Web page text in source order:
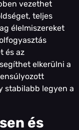
vezethet
teljes
élelmiszereket
és az
elkerülni a
stabilabb legyen a
és